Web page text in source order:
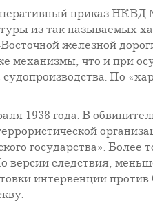
приказ НКВД
из так называемых
железной
механизмы, что и при
По
1938 года. В
государства».
версии следствия,
интервенции